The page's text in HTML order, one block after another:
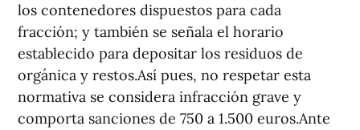
los contenedores dispuestos para cada
fracción; y también se señala el horario
establecido para depositar los residuos de
orgánica y restos.Así pues, no respetar esta
normativa se considera infracción grave y
comporta sanciones de 750 a 1.500 euros.Ante